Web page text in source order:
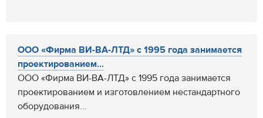
ООО «Фирма ВИ-ВА-ЛТД» с 1995 года занимается
проектированием...
ООО «Фирма ВИ-ВА-ЛТД» с 1995 года занимается
проектированием и изготовлением нестандартного
оборудования...